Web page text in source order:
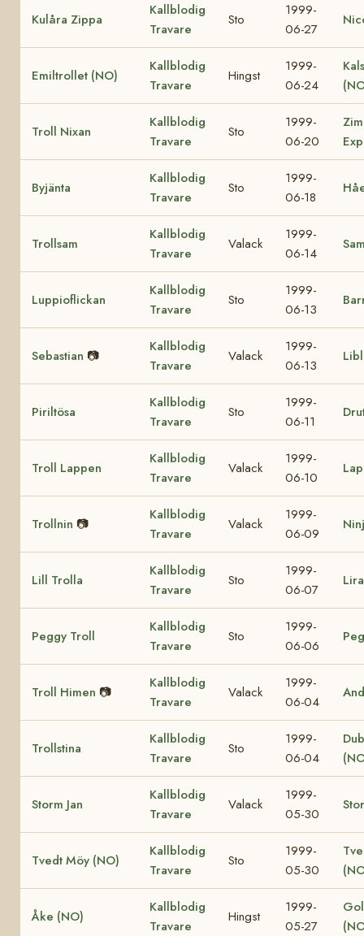
Kulåra Zippa
Kallblodig
Travare
Sto
1999-
06-27
Emiltrollet (NO)
Kallblodig
Travare
Hingst
1999-
06-24
Troll Nixan
Kallblodig
Travare
Sto
1999-
06-20
Byjänta
Kallblodig
Travare
Sto
1999-
06-18
Trollsam
Kallblodig
Travare
Valack
1999-
06-14
Luppioflickan
Kallblodig
Travare
Sto
1999-
06-13
Sebastian 📷
Kallblodig
Travare
Valack
1999-
06-13
Piriltösa
Kallblodig
Travare
Sto
1999-
06-11
Troll Lappen
Kallblodig
Travare
Valack
1999-
06-10
Trollnin 📷
Kallblodig
Travare
Valack
1999-
06-09
Lill Trolla
Kallblodig
Travare
Sto
1999-
06-07
Peggy Troll
Kallblodig
Travare
Sto
1999-
06-06
Troll Himen 📷
Kallblodig
Travare
Valack
1999-
06-04
Trollstina
Kallblodig
Travare
Sto
1999-
06-04
Storm Jan
Kallblodig
Travare
Valack
1999-
05-30
Tvedt Möy (NO)
Kallblodig
Travare
Sto
1999-
05-30
Åke (NO)
Kallblodig
Travare
Hingst
1999-
05-27